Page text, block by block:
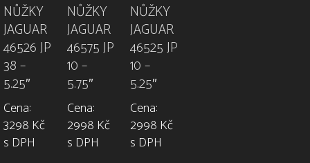
NŮŽKY
JAGUAR
46526 JP
38 –
5.25″
Cena:
3298 Kč
s DPH
NŮŽKY
JAGUAR
46575 JP
10 –
5.75″
Cena:
2998 Kč
s DPH
NŮŽKY
JAGUAR
46525 JP
10 –
5.25″
Cena:
2998 Kč
s DPH